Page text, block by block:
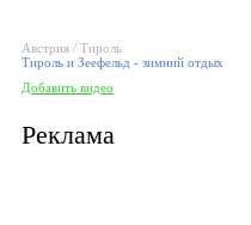
Австрия / Тироль
Тироль и Зеефельд - зимний отдых
Добавить видео
Реклама